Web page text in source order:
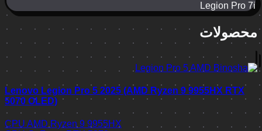
Legion Pro 7i
محصولات
Lenovo Legion Pro 5 2025 (AMD Ryzen 9 9955HX RTX
5070 OLED)
CPU AMD Ryzen 9 9955HX